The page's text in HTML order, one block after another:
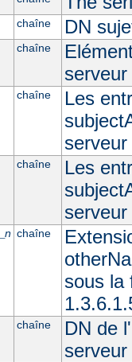
chaîne DN
chaîne
serveur
chaîne
Les
chaîne
Les
n chaîne
sous la
chaîne
DN de
serveur